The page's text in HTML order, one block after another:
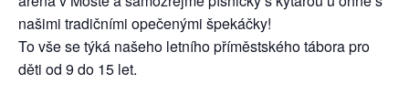
našimi tradičními opečenými špekáčky!
To vše se týká našeho letního příměstského tábora pro
děti od 9 do 15 let.